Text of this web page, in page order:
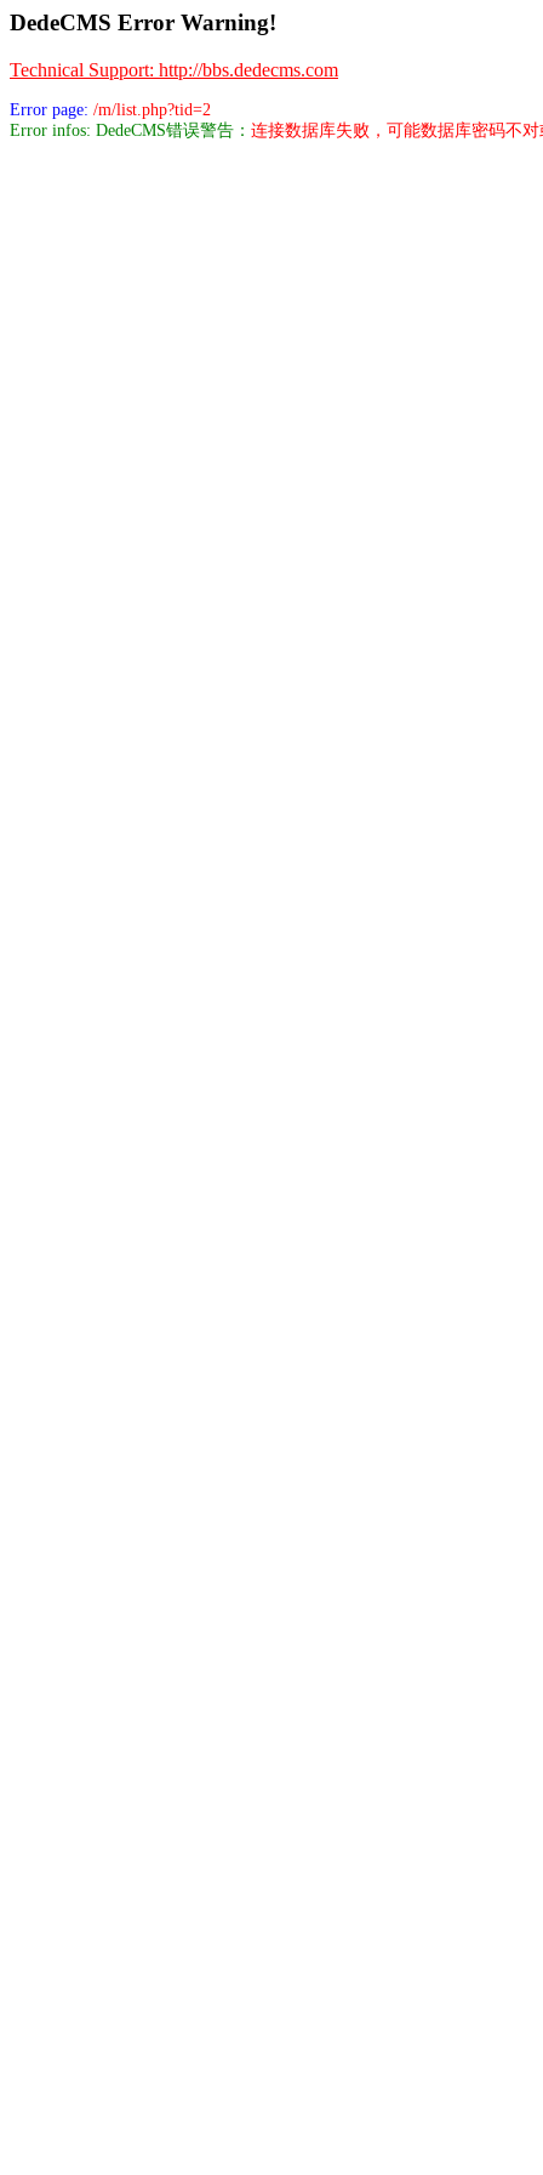
DedeCMS Error Warning!
Technical Support: http://bbs.dedecms.com
Error page: /m/list.php?tid=2
Error infos: DedeCMS错误警告： 连接数据库失败，可能数据库密码不